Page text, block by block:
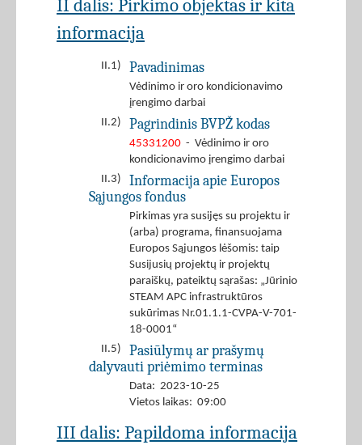
II dalis: Pirkimo objektas ir kita
informacija
II.1) Pavadinimas
Vėdinimo ir oro kondicionavimo
įrengimo darbai
II.2)
Pagrindinis BVPŽ kodas
45331200 - Vėdinimo ir oro
kondicionavimo įrengimo darbai
II.3)
Informacija apie Europos
Sąjungos fondus
Pirkimas yra susijęs su projektu ir
(arba) programa, finansuojama
Europos Sąjungos lėšomis: taip
Susijusių projektų ir projektų
paraiškų, pateiktų sąrašas: „Jūrinio
STEAM APC infrastruktūros
sukūrimas Nr.01.1.1-CVPA-V-701-
18-0001“
II.5)
Pasiūlymų ar prašymų
dalyvauti priėmimo terminas
Data: 2023-10-25
Vietos laikas: 09:00
III dalis: Papildoma informacija